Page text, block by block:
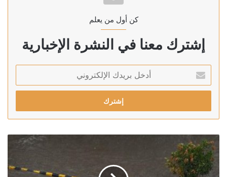
كن أول من يعلم
إشترك معنا في النشرة الإخبارية
بريدك
الإلكتروني